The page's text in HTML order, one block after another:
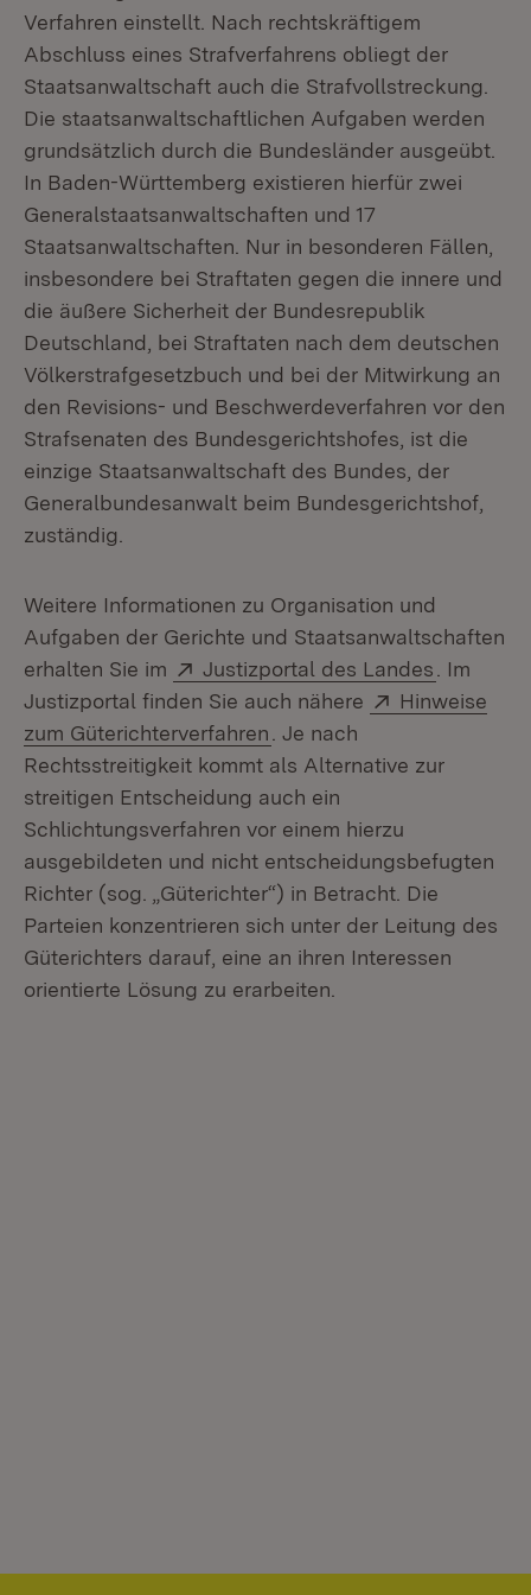
Verfahren einstellt. Nach rechtskräftigem
Abschluss eines Strafverfahrens obliegt der
Staatsanwaltschaft auch die Strafvollstreckung.
Die staatsanwaltschaftlichen Aufgaben werden
grundsätzlich durch die Bundesländer ausgeübt.
In Baden-Württemberg existieren hierfür zwei
Generalstaatsanwaltschaften und 17
Staatsanwaltschaften. Nur in besonderen Fällen,
insbesondere bei Straftaten gegen die innere und
die äußere Sicherheit der Bundesrepublik
Deutschland, bei Straftaten nach dem deutschen
Völkerstrafgesetzbuch und bei der Mitwirkung an
den Revisions- und Beschwerdeverfahren vor den
Strafsenaten des Bundesgerichtshofes, ist die
einzige Staatsanwaltschaft des Bundes, der
Generalbundesanwalt beim Bundesgerichtshof,
zuständig.
Weitere Informationen zu Organisation und
Aufgaben der Gerichte und Staatsanwaltschaften
erhalten Sie im
Extern:
Justizportal des Landes (Öffnet
. Im
Justizportal finden Sie auch nähere
Extern:
Hinweise
zum Güterichterverfahren (Öffnet in neuem Fenster)
. Je nach
Rechtsstreitigkeit kommt als Alternative zur
streitigen Entscheidung auch ein
Schlichtungsverfahren vor einem hierzu
ausgebildeten und nicht entscheidungsbefugten
Richter (sog. „Güterichter“) in Betracht. Die
Parteien konzentrieren sich unter der Leitung des
Güterichters darauf, eine an ihren Interessen
orientierte Lösung zu erarbeiten.